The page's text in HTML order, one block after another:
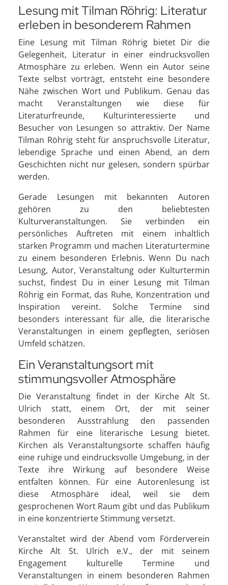
Lesung mit Tilman Röhrig: Literatur
erleben in besonderem Rahmen
Eine Lesung mit Tilman Röhrig bietet Dir die
Gelegenheit, Literatur in einer eindrucksvollen
Atmosphäre zu erleben. Wenn ein Autor seine
Texte selbst vorträgt, entsteht eine besondere
Nähe zwischen Wort und Publikum. Genau das
macht Veranstaltungen wie diese für
Literaturfreunde, Kulturinteressierte und
Besucher von Lesungen so attraktiv. Der Name
Tilman Röhrig steht für anspruchsvolle Literatur,
lebendige Sprache und einen Abend, an dem
Geschichten nicht nur gelesen, sondern spürbar
werden.
Gerade Lesungen mit bekannten Autoren
gehören zu den beliebtesten
Kulturveranstaltungen. Sie verbinden ein
persönliches Auftreten mit einem inhaltlich
starken Programm und machen Literaturtermine
zu einem besonderen Erlebnis. Wenn Du nach
Lesung, Autor, Veranstaltung oder Kulturtermin
suchst, findest Du in einer Lesung mit Tilman
Röhrig ein Format, das Ruhe, Konzentration und
Inspiration vereint. Solche Termine sind
besonders interessant für alle, die literarische
Veranstaltungen in einem gepflegten, seriösen
Umfeld schätzen.
Ein Veranstaltungsort mit
stimmungsvoller Atmosphäre
Die Veranstaltung findet in der Kirche Alt St.
Ulrich statt, einem Ort, der mit seiner
besonderen Ausstrahlung den passenden
Rahmen für eine literarische Lesung bietet.
Kirchen als Veranstaltungsorte schaffen häufig
eine ruhige und eindrucksvolle Umgebung, in der
Texte ihre Wirkung auf besondere Weise
entfalten können. Für eine Autorenlesung ist
diese Atmosphäre ideal, weil sie dem
gesprochenen Wort Raum gibt und das Publikum
in eine konzentrierte Stimmung versetzt.
Veranstaltet wird der Abend vom Förderverein
Kirche Alt St. Ulrich e.V., der mit seinem
Engagement kulturelle Termine und
Veranstaltungen in einem besonderen Rahmen